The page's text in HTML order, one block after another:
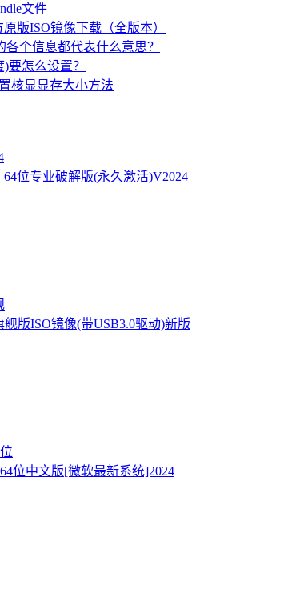
文件
版ISO镜像下载（全版本）
个信息都代表什么意思？
要怎么设置？
核显显存大小方法